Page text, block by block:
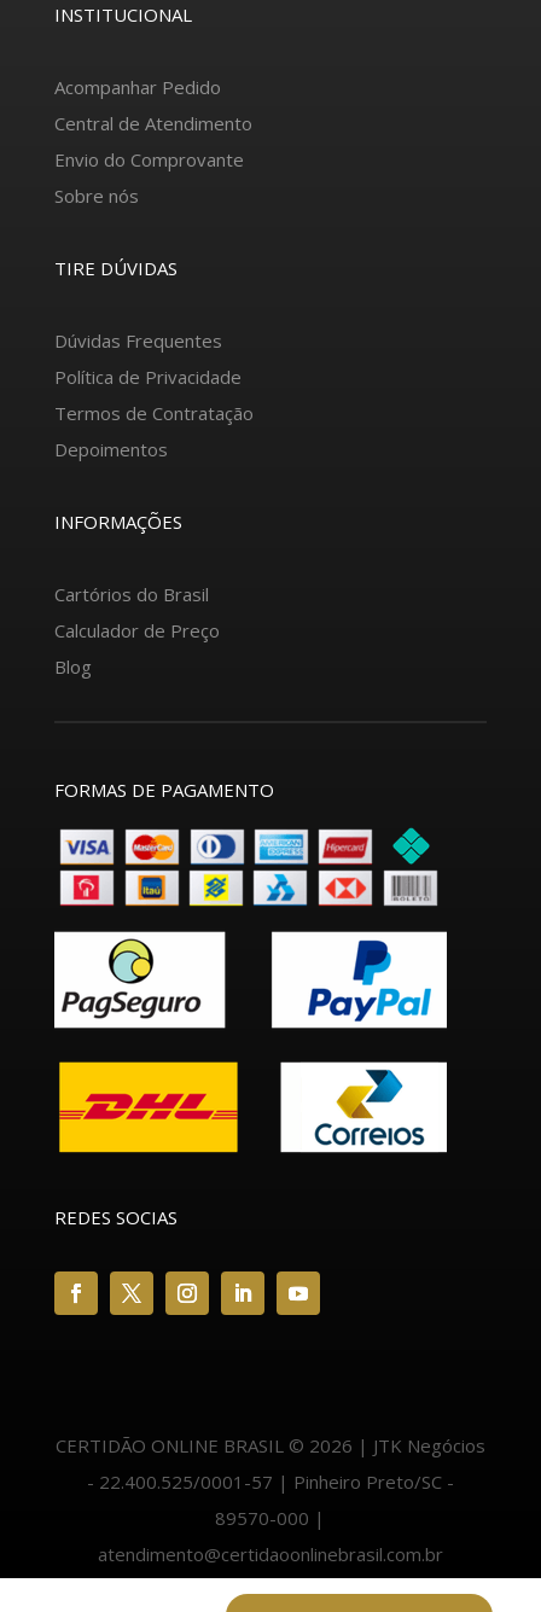
INSTITUCIONAL
Acompanhar Pedido
Central de Atendimento
Envio do Comprovante
Sobre nós
TIRE DÚVIDAS
Dúvidas Frequentes
Política de Privacidade
Termos de Contratação
Depoimentos
INFORMAÇÕES
Cartórios do Brasil
Calculador de Preço
Blog
FORMAS DE PAGAMENTO
REDES SOCIAS
CERTIDÃO ONLINE BRASIL © 2026 | JTK Negócios
- 22.400.525/0001-57 | Pinheiro Preto/SC -
89570-000 |
atendimento@certidaoonlinebrasil.com.br